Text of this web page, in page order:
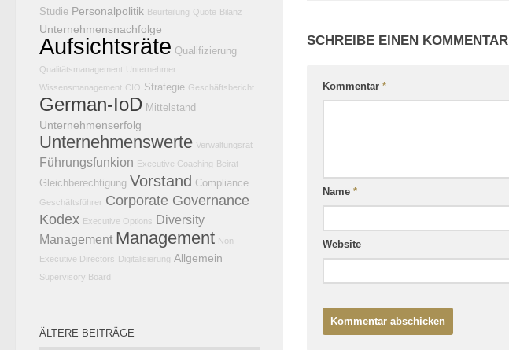
SCHREIBE EINEN KOMMENTAR
Kommentar *
Name *
Website
Studie Personalpolitik Beurteilung Quote Bilanz
Unternehmensnachfolge
Aufsichtsräte Qualifizierung
Qualitätsmanagement Unternehmer
Wissensmanagement CIO Strategie Geschäftsbericht
German-IoD Mittelstand
Unternehmenserfolg
Unternehmenswerte Verwaltungsrat
Führungsfunkion Executive Coaching Beirat
Gleichberechtigung Vorstand Compliance
Geschäftsführer Corporate Governance
Kodex Executive Options Diversity
Management Management Non
Executive Directors Digitalisierung Allgemein
Supervisory Board
ÄLTERE BEITRÄGE